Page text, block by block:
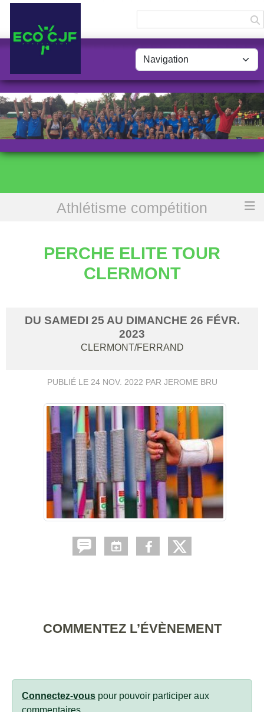
Athlétisme compétition
Perche Elite Tour Clermont
PERCHE ELITE TOUR
CLERMONT
DU SAMEDI 25 AU DIMANCHE 26 FÉVR.
2023
CLERMONT/FERRAND
PUBLIÉ LE 24 NOV. 2022 PAR JEROME BRU
COMMENTEZ L’ÉVÈNEMENT
Connectez-vous pour pouvoir participer aux
commentaires.